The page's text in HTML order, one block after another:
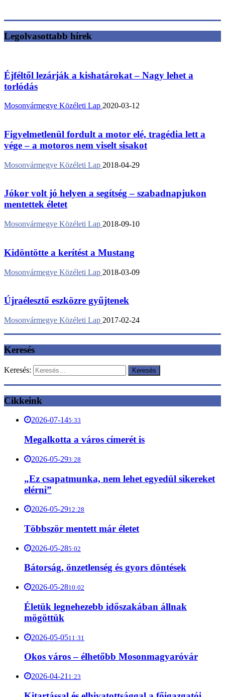
Legolvasottabb hírek
Éjféltől lezárják a kishatárokat – Nagy lehet a
torlódás
Mosonvármegye Közéleti Lap 2020-03-12
Figyelmetlenül fordult a motor elé, tragédia lett a
vége – a motoros nem viselt sisakot
Mosonvármegye Közéleti Lap 2018-04-29
Jókor volt jó helyen a segítség – szabadnapjukon
mentettek életet
Mosonvármegye Közéleti Lap 2018-09-10
Kidöntötte a kerítést a Mustang
Mosonvármegye Közéleti Lap 2018-03-09
Újraélesztő eszközre gyűjtenek
Mosonvármegye Közéleti Lap 2017-02-24
Keresés
Keresés:
Cikkeink
2026-07-145:33
Megalkotta a város címerét is
2026-05-293:28
„Ez csapatmunka, nem lehet egyedül sikereket
elérni”
2026-05-2912:28
Többször mentett már életet
2026-05-285:02
Bátorság, önzetlenség és gyors döntések
2026-05-2810:02
Életük legnehezebb időszakában állnak
mögöttük
2026-05-0511:31
Okos város – élhetőbb Mosonmagyaróvár
2026-04-21 1:23